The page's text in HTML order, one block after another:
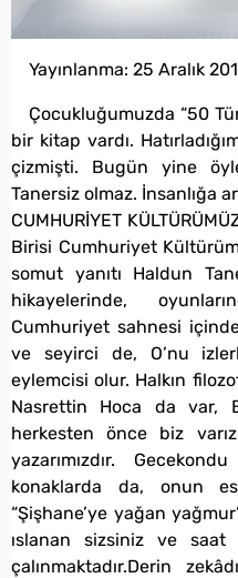
Yayınlanma: 25 Aralık
Çocukluğumuzda “50
bir kitap vardı.
çizmişti. Bugün yine
Tanersiz olmaz. İnsanlığa
CUMHURİYET
Birisi Cumhuriyet
somut yanıtı Haldun
hikayelerinde,
Cumhuriyet sahnesi
ve seyirci de, O’nu
eylemcisi olur. Halkın
Nasrettin Hoca da var,
herkesten önce biz
yazarımızdır.
konaklarda da, onun
“Şişhane’ye yağan
ıslanan sizsiniz ve saat
çalınmaktadır.Derin